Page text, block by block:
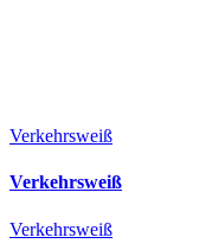
Verkehrsweiß
Verkehrsweiß
Verkehrsweiß